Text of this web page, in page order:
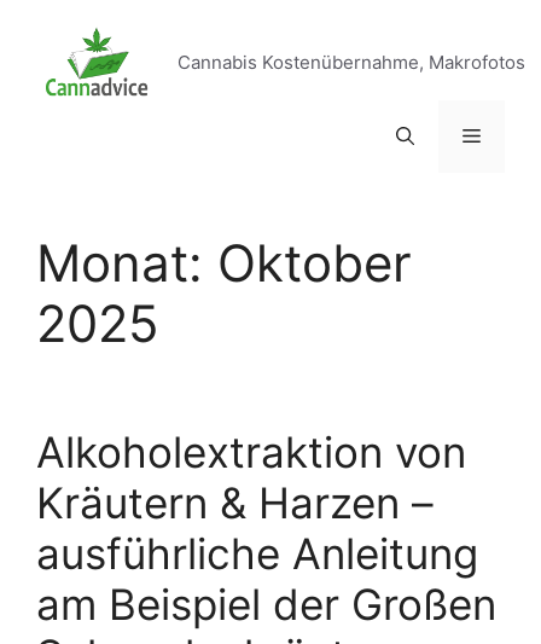
springen
Cannabis Kostenübernahme, Makrofotos
Menü
Monat: Oktober
2025
Alkoholextraktion von
Kräutern & Harzen –
ausführliche Anleitung
am Beispiel der Großen